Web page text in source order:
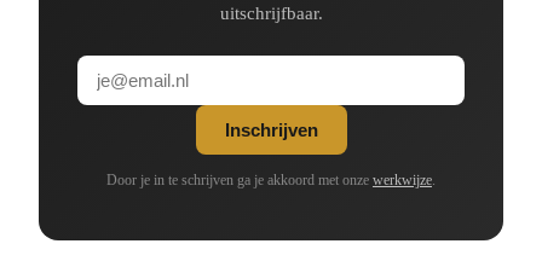
uitschrijfbaar.
Inschrijven
Door je in te schrijven ga je akkoord met onze werkwijze